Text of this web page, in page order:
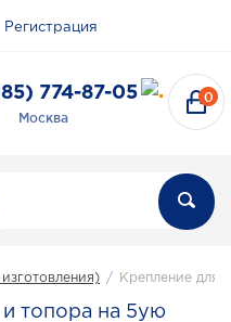
Регистрация
774-87-05
Москва
0
/ Крепление для
и топора на 5ую